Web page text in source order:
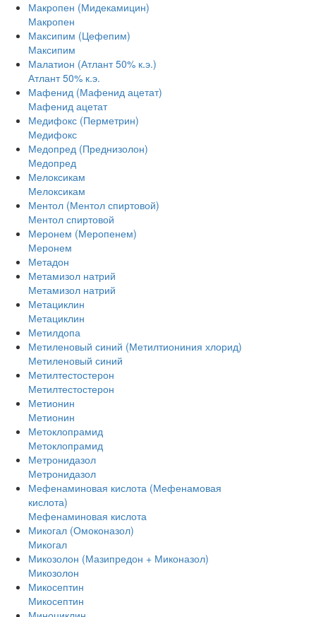
Макропен (Мидекамицин)
Макропен
Максипим (Цефепим)
Максипим
Малатион (Атлант 50% к.э.)
Атлант 50% к.э.
Мафенид (Мафенид ацетат)
Мафенид ацетат
Медифокс (Перметрин)
Медифокс
Медопред (Преднизолон)
Медопред
Мелоксикам
Мелоксикам
Ментол (Ментол спиртовой)
Ментол спиртовой
Меронем (Меропенем)
Меронем
Метадон
Метамизол натрий
Метамизол натрий
Метациклин
Метациклин
Метилдопа
Метиленовый синий (Метилтиониния хлорид)
Метиленовый синий
Метилтестостерон
Метилтестостерон
Метионин
Метионин
Метоклопрамид
Метоклопрамид
Метронидазол
Метронидазол
Мефенаминовая кислота (Мефенамовая
кислота)
Мефенаминовая кислота
Микогал (Омоконазол)
Микогал
Микозолон (Мазипредон + Миконазол)
Микозолон
Микосептин
Микосептин